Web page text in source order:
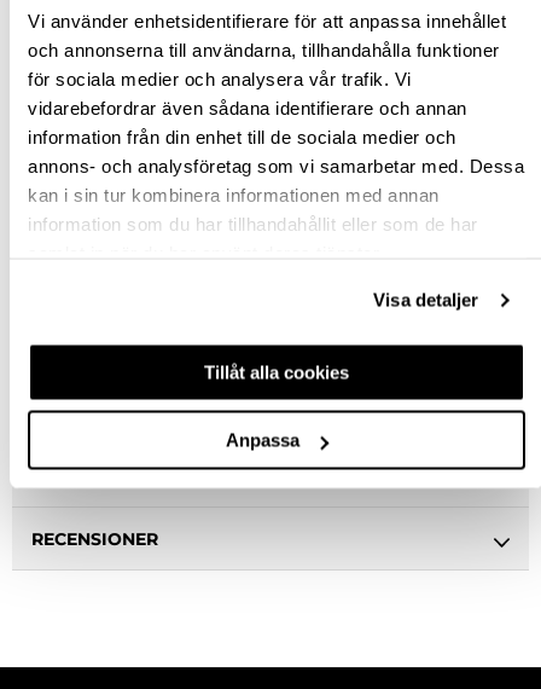
Vi använder enhetsidentifierare för att anpassa innehållet
och annonserna till användarna, tillhandahålla funktioner
för sociala medier och analysera vår trafik. Vi
vidarebefordrar även sådana identifierare och annan
information från din enhet till de sociala medier och
annons- och analysföretag som vi samarbetar med. Dessa
kan i sin tur kombinera informationen med annan
information som du har tillhandahållit eller som de har
Visa detaljer
Tillåt alla cookies
Anpassa
Beställningsvara
Jönköping butik Slut i lager
Malmö butik Slut i lager
Snabba leveranser
Hämta i butik
BESKRIVNING & FILER
SPECIFIKATION
FRÅGA OM PRODUKT
RECENSIONER